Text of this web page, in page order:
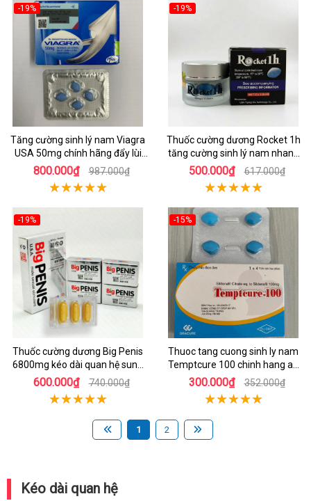
-19%
Tăng cường sinh lý nam Viagra
USA 50mg chính hãng đẩy lùi
yếu sinh lý
800.000₫ 987.000₫
-19%
Thuốc cường dương Rocket 1h
tăng cường sinh lý nam nhanh
hiệu quả
500.000₫ 617.000₫
-19%
Thuốc cường dương Big Penis
6800mg kéo dài quan hệ sung
mãn
600.000₫ 740.000₫
-15%
Thuoc tang cuong sinh ly nam
Temptcure 100 chinh hang an
toan
300.000₫ 352.000₫
1 2
Kéo dài quan hệ